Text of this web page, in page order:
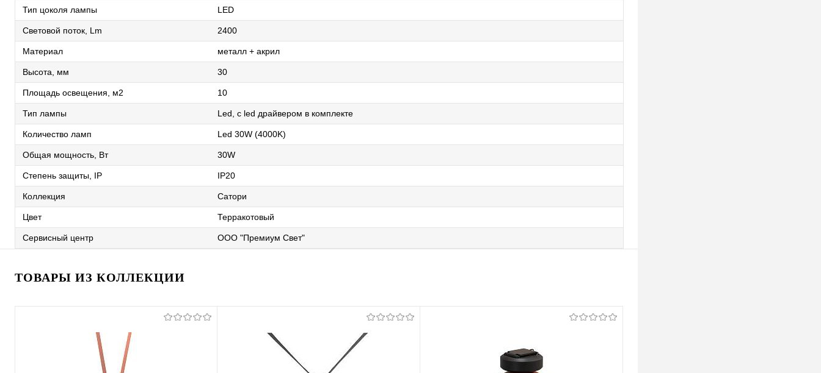
Тип цоколя лампы LED
Световой поток, Lm 2400
Материал металл + акрил
Высота, мм 30
Площадь освещения, м2 10
Тип лампы Led, с led драйвером в комплекте
Количество ламп Led 30W (4000K)
Общая мощность, Вт 30W
Степень защиты, IP IP20
Коллекция Сатори
Цвет Терракотовый
Сервисный центр ООО "Премиум Свет"
ТОВАРЫ ИЗ КОЛЛЕКЦИИ